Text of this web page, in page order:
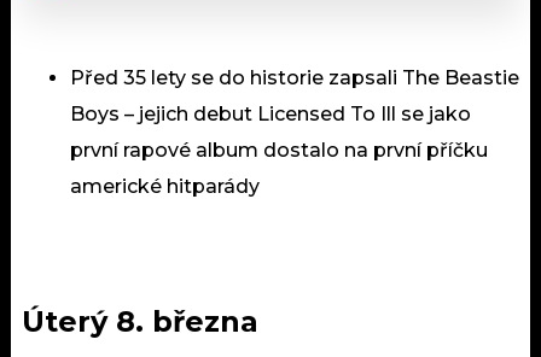
Před 35 lety se do historie zapsali The Beastie
Boys – jejich debut Licensed To Ill se jako
první rapové album dostalo na první příčku
americké hitparády
Úterý 8. března